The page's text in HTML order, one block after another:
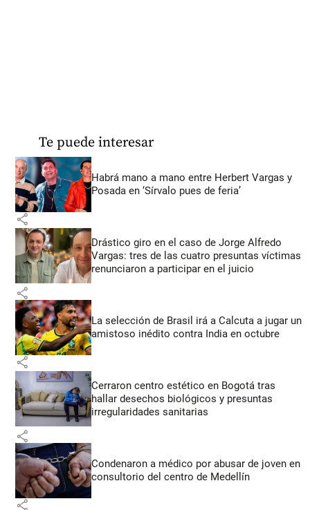
Te puede interesar
Habrá mano a mano entre Herbert Vargas y
Posada en ‘Sírvalo pues de feria’
share
Drástico giro en el caso de Jorge Alfredo
Vargas: tres de las cuatro presuntas víctimas
renunciaron a participar en el juicio
share
La selección de Brasil irá a Calcuta a jugar un
amistoso inédito contra India en octubre
share
Cerraron centro estético en Bogotá tras
hallar desechos biológicos y presuntas
irregularidades sanitarias
share
Condenaron a médico por abusar de joven en
consultorio del centro de Medellín
share